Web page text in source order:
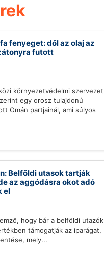
fenyeget: dől az olaj az
futott
környezetvédelmi szervezet
egy orosz tulajdonú
Omán partjainál, ami súlyos
Belföldi utasok tartják
az aggódásra okot adó
el
hogy bár a belföldi utazók
támogatják az iparágat,
mely...